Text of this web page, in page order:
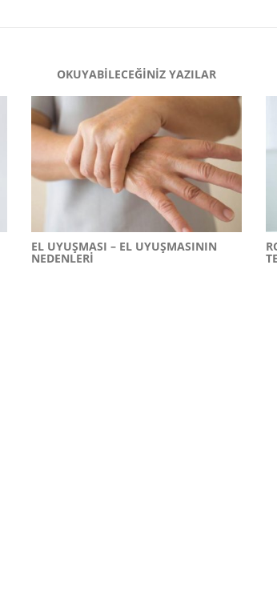
OKUYABILECEĞINIZ YAZILAR
EL UYUŞMASI – EL UYUŞMASININ
NEDENLERI